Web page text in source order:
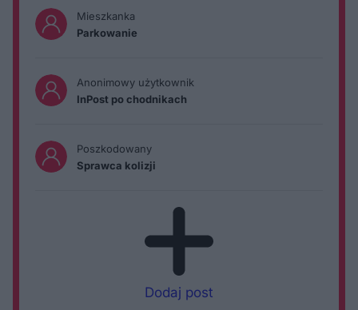
Mieszkanka
Parkowanie
Anonimowy użytkownik
InPost po chodnikach
Poszkodowany
Sprawca kolizji
Dodaj post